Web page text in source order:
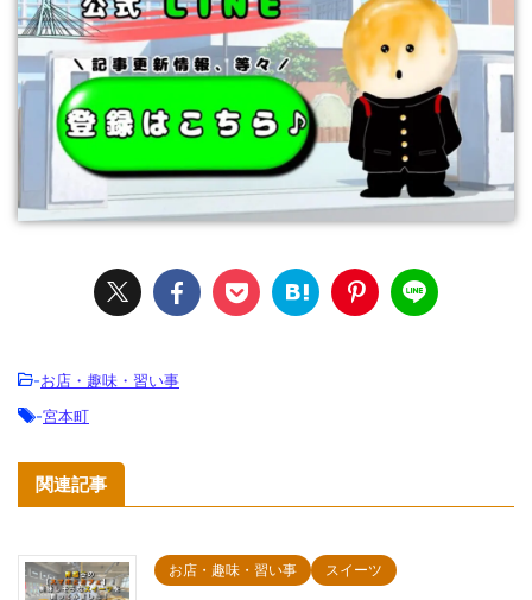
-お店・趣味・習い事
-宮本町
関連記事
お店・趣味・習い事 スイーツ